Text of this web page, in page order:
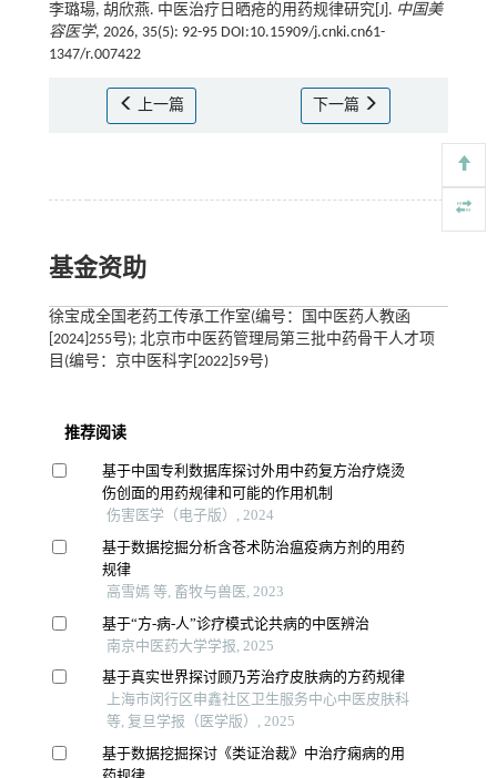
李璐瑒, 胡欣燕. 中医治疗日晒疮的用药规律研究[J]. 中国美
容医学, 2026, 35(5): 92-95 DOI:10.15909/j.cnki.cn61-
1347/r.007422
上一篇 下一篇
基金资助
徐宝成全国老药工传承工作室(编号：国中医药人教函
[2024]255号); 北京市中医药管理局第三批中药骨干人才项
目(编号：京中医科字[2022]59号)